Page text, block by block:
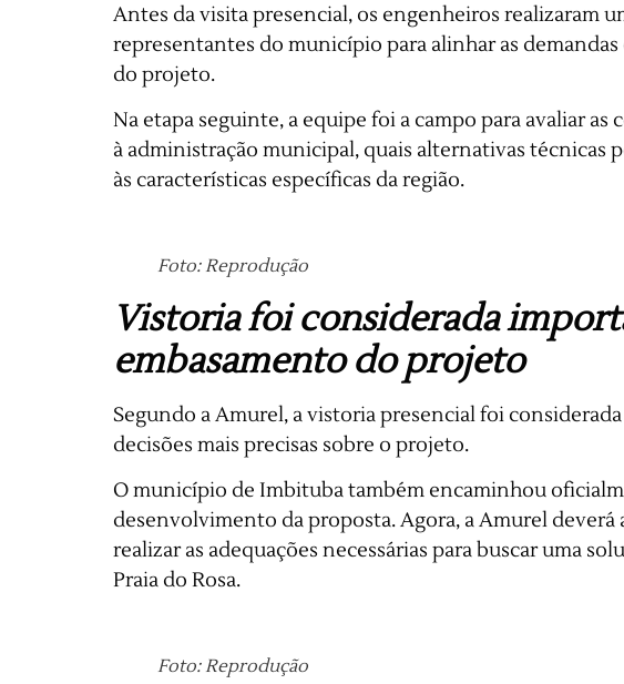
Antes da visita presencial, os engenheiros realizaram
representantes do município para alinhar as
do projeto.
Na etapa seguinte, a equipe foi a campo para avaliar
à administração municipal, quais alternativas técnicas
às características específicas da região.
Foto: Reprodução
Vistoria foi considerada
embasamento do projeto
Segundo a Amurel, a vistoria presencial foi
decisões mais precisas sobre o projeto.
O município de Imbituba também encaminhou
desenvolvimento da proposta. Agora, a Amurel deverá
realizar as adequações necessárias para buscar uma
Praia do Rosa.
Foto: Reprodução